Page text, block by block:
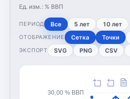
Ед. изм.: % ВВП
ПЕРИОД Все 5 лет 10 лет
ОТОБРАЖЕНИЕ Сетка Точки
ЭКСПОРТ SVG PNG CSV
30,00 % ВВП